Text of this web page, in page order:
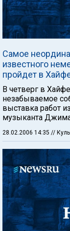
Самое
известного
пройдет в
В четверг в
незабываемое
выставка работ
музыканта
28.02.2006 14:35 //